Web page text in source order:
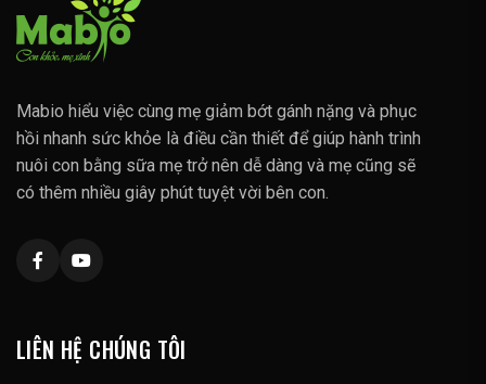
Mabio hiểu việc cùng mẹ giảm bớt gánh nặng và phục
hồi nhanh sức khỏe là điều cần thiết để giúp hành trình
nuôi con bằng sữa mẹ trở nên dễ dàng và mẹ cũng sẽ
có thêm nhiều giây phút tuyệt vời bên con.
LIÊN HỆ CHÚNG TÔI